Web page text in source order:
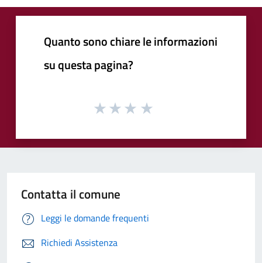
Quanto sono chiare le informazioni
su questa pagina?
Contatta il comune
Leggi le domande frequenti
Richiedi Assistenza